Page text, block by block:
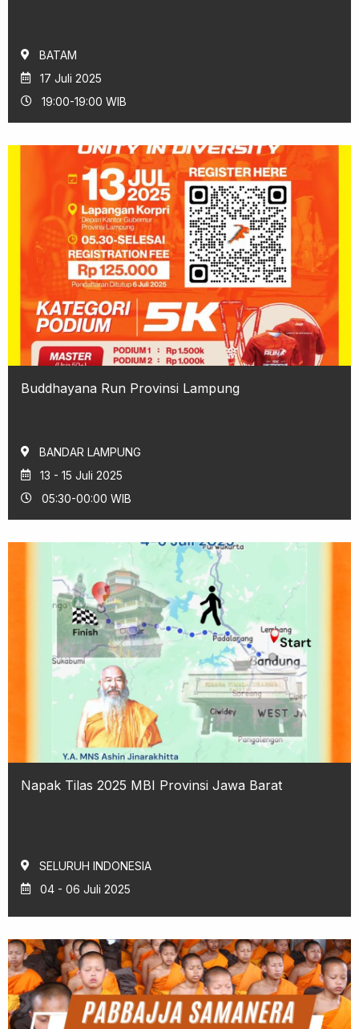
BATAM
17 Juli 2025
19:00-19:00 WIB
Buddhayana Run Provinsi Lampung
BANDAR LAMPUNG
13 - 15 Juli 2025
05:30-00:00 WIB
Napak Tilas 2025 MBI Provinsi Jawa Barat
SELURUH INDONESIA
04 - 06 Juli 2025